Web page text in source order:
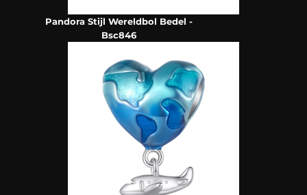
Pandora Stijl Wereldbol Bedel -
Bsc846